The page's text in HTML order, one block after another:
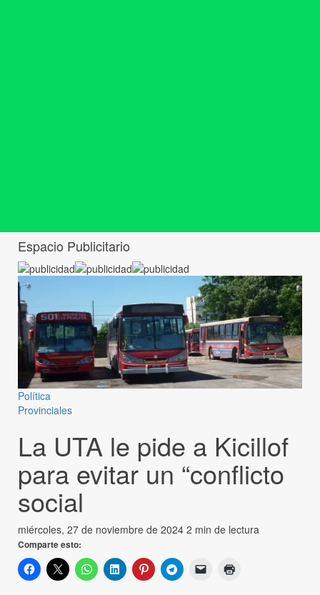
Espacio Publicitario
Política
Provinciales
La UTA le pide a Kicillof
para evitar un “conflicto
social
miércoles, 27 de noviembre de 2024 2 min de lectura
Comparte esto: